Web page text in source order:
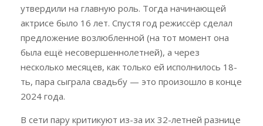
утвердили на главную роль. Тогда начинающей
актрисе было 16 лет. Спустя год режиссёр сделал
предложение возлюбленной (на тот момент она
была ещё несовершеннолетней), а через
несколько месяцев, как только ей исполнилось 18-
ть, пара сыграла свадьбу — это произошло в конце
2024 года.
В сети пару критикуют из-за их 32-летней разнице